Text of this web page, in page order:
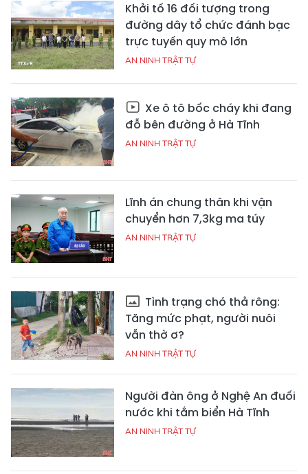
Khởi tố 16 đối tượng trong
đường dây tổ chức đánh bạc
trực tuyến quy mô lớn
AN NINH TRẬT TỰ
Xe ô tô bốc cháy khi đang
đỗ bên đường ở Hà Tĩnh
AN NINH TRẬT TỰ
Lĩnh án chung thân khi vận
chuyển hơn 7,3kg ma túy
AN NINH TRẬT TỰ
Tình trạng chó thả rông:
Tăng mức phạt, người nuôi
vẫn thờ ơ?
AN NINH TRẬT TỰ
Người đàn ông ở Nghệ An đuối
nước khi tắm biển Hà Tĩnh
AN NINH TRẬT TỰ